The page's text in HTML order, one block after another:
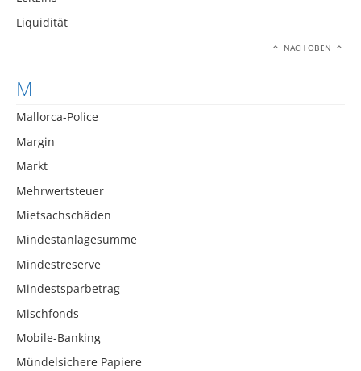
Liquidität
NACH OBEN
M
Mallorca-Police
Margin
Markt
Mehrwertsteuer
Mietsachschäden
Mindestanlagesumme
Mindestreserve
Mindestsparbetrag
Mischfonds
Mobile-Banking
Mündelsichere Papiere